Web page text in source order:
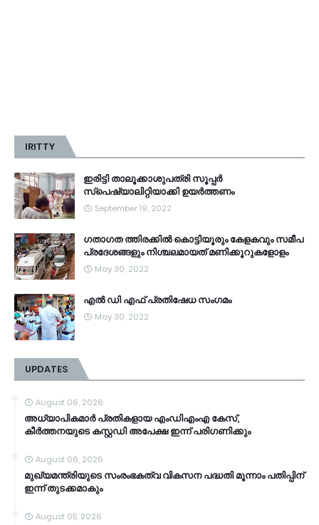
IRITTY
ഇരിട്ടി താലൂക്കാശുപത്രി സൂപ്പർ
സ്‌പെഷ്യാലിറ്റിയാക്കി ഉയർത്തണം
September 19, 2022
ഗതാഗത ത്തിരക്കിൽ കൊട്ടിയൂരും കേളകവും സമീപ
പ്രദേശങ്ങളും നിശ്ചലമായത് മണിക്കൂറുകളോളം
May 30, 2022
എൽ ഡി എഫ് പ്രതിഷേധ സംഗമം
May 30, 2022
UPDATES
August 06, 2026
അധ്യാപികമാർ പ്രതികളായ എംഡിഎംഎ കേസ്,
കീർത്തനയുടെ കസ്റ്റഡി അപേക്ഷ ഇന്ന് പരിഗണിക്കും
August 06, 2026
മുഖ്യമന്ത്രിയുടെ സംരംഭകത്വ വികസന പദ്ധതി മൂന്നാം പതിപ്പിന്
ഇന്ന് തുടക്കമാകും
August 05, 2026